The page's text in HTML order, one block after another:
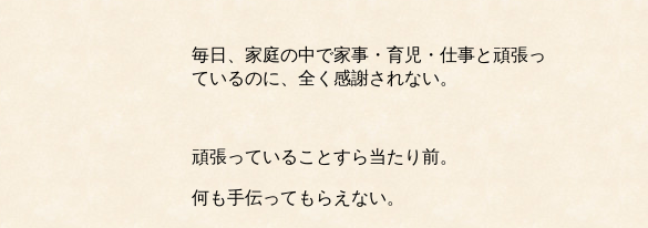
毎日、家庭の中で家事・育児・仕事と頑張っ
ているのに、全く感謝されない。
頑張っていることすら当たり前。
何も手伝ってもらえない。